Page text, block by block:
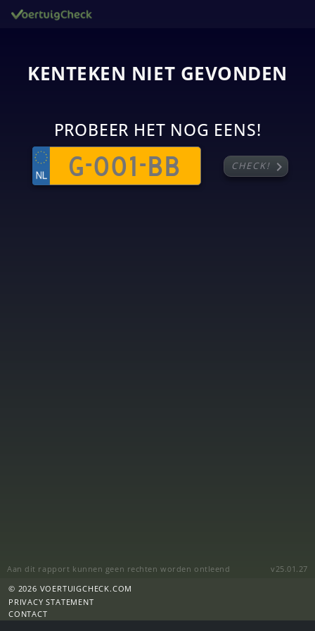
KENTEKEN NIET GEVONDEN
PROBEER HET NOG EENS!
CHECK! chevron_right
Aan dit rapport kunnen geen rechten worden ontleend
v25.01.27
© 2026 VOERTUIGCHECK.COM
PRIVACY STATEMENT
CONTACT